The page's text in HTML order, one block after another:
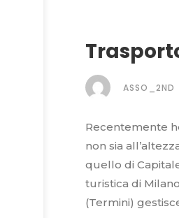
ASSO_2ND
Recentemente
non sia
quello di
turistica di
(Termini)